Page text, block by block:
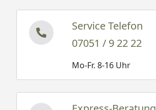
Service Telefon
07051 / 9 22 22
Mo-Fr. 8-16 Uhr